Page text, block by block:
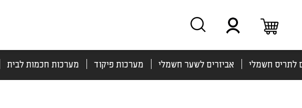
לתריס חשמלי אביזרים לשער חשמלי מערכות פיקוד מערכות חכמות לבית